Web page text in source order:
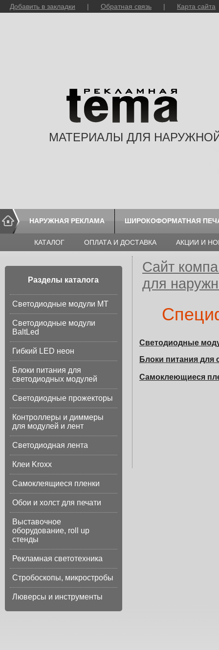
Добавить в закладки | Обратная связь | Карта сайта
МАТЕРИАЛЫ ДЛЯ
НАРУЖНАЯ РЕКЛАМА ШИРОКОФОРМАТНАЯ
КАТАЛОГ ОПЛАТА И ДОСТАВКА АКЦИИ И
Разделы каталога
Светодиодные модули МТ
Светодиодные модули
BaltLed
Гибкий LED неон
Блоки питания для
светодиодных модулей
Светодиодные прожекторы
Контроллеры и диммеры
для модулей и лент
Светодиодная лента
Клеи Kroxx
Самоклеящиеся пленки
Обои и холст для печати
Выставочное
оборудование, roll up
стенды
Рекламная светотехника
Стробоскопы, микростробы
Люверсы и инструменты
Сайт
для
Светодиодные
Блоки питания
Самоклеющиеся